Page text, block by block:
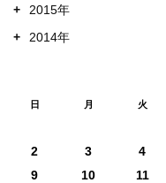
+
2015年
+
2014年
日 月 火
2
3 4
9
10 11